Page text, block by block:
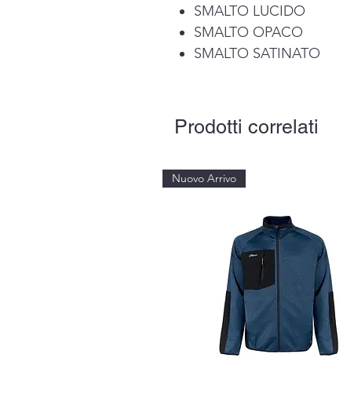
SMALTO LUCIDO
SMALTO OPACO
SMALTO SATINATO
Prodotti correlati
Nuovo Arrivo